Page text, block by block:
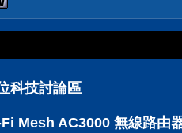
科技討論區
Mesh AC3000 無線路由